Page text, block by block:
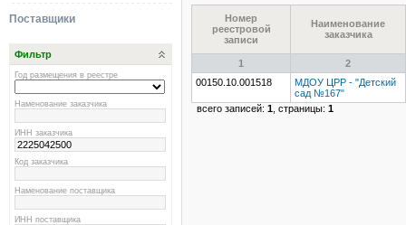
Поставщики
Фильтр
Год размещения в реестре
Наменование заказчика
ИНН заказчика
Код заказчика
Наменование поставщика
ИНН поставщика
Номер
реестровой
записи
Наименование
заказчика
1
2
00150.10.001518
МДОУ ЦРР - "Детский
сад №167"
всего записей: 1 , страницы: 1